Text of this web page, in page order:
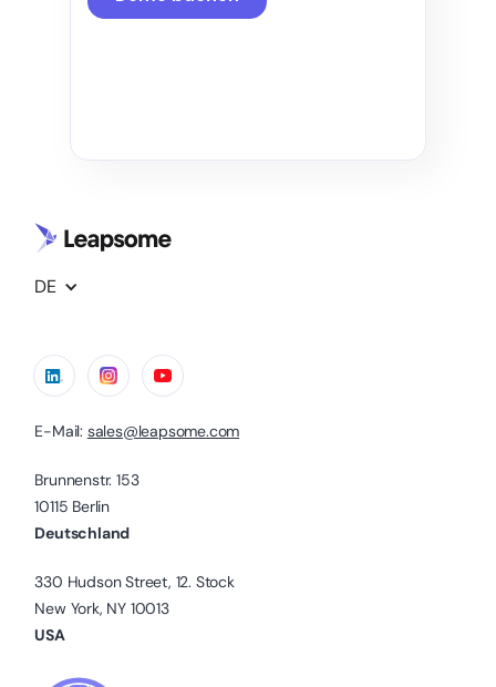
DE
E-Mail: sales@leapsome.com
Brunnenstr. 153
10115 Berlin
Deutschland
330 Hudson Street, 12. Stock
New York, NY 10013
USA